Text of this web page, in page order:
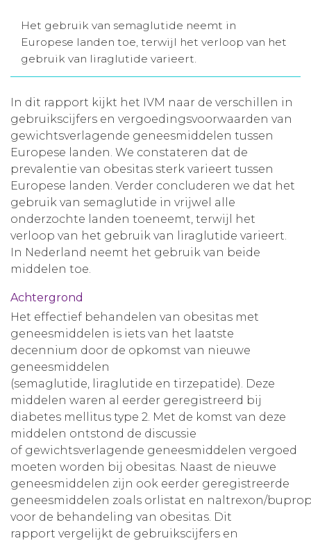
Aanmelden nieuwsbrief
Inloggen
Toegang leeromgeving
Het gebruik van semaglutide neemt in
Europese landen toe, terwijl het verloop van het
gebruik van liraglutide varieert.
In dit rapport kijkt het IVM naar de verschillen in
gebruikscijfers en vergoedingsvoorwaarden van
gewichtsverlagende geneesmiddelen tussen
Europese landen. We constateren dat de
prevalentie van obesitas sterk varieert tussen
Europese landen. Verder concluderen we dat het
gebruik van semaglutide in vrijwel alle
onderzochte landen toeneemt, terwijl het
verloop van het gebruik van liraglutide varieert.
In Nederland neemt het gebruik van beide
middelen toe.
Achtergrond
Het effectief behandelen van obesitas met
geneesmiddelen is iets van het laatste
decennium door de opkomst van nieuwe
geneesmiddelen
(semaglutide, liraglutide en tirzepatide). Deze
middelen waren al eerder geregistreerd bij
diabetes mellitus type 2. Met de komst van deze
middelen ontstond de discussie
of gewichtsverlagende geneesmiddelen vergoed
moeten worden bij obesitas. Naast de nieuwe
geneesmiddelen zijn ook eerder geregistreerde
geneesmiddelen zoals orlistat en naltrexon/
voor de behandeling van obesitas. Dit
rapport vergelijkt de gebruikscijfers en